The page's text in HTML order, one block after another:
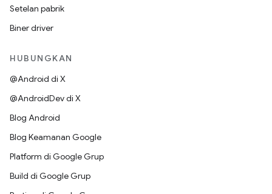
Setelan pabrik
Biner driver
HUBUNGKAN
@Android di X
@AndroidDev di X
Blog Android
Blog Keamanan Google
Platform di Google Grup
Build di Google Grup